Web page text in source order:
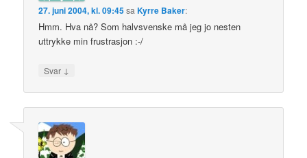
27. juni 2004, kl. 09:45saKyrre Baker:
Hmm. Hva nå? Som halvsvenske må jeg jo nesten
uttrykke min frustrasjon :-/
Svar ↓